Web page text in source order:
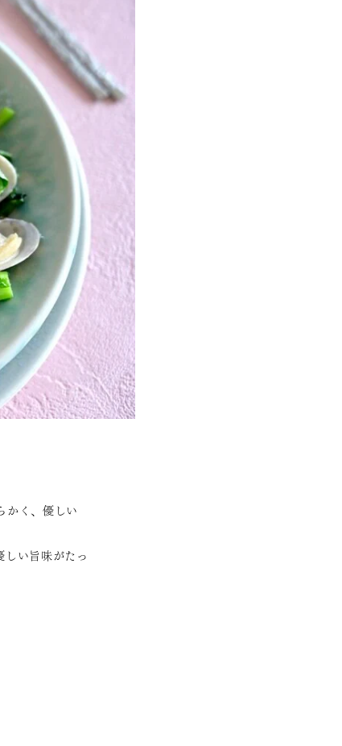
かく、優しい
しい旨味がたっ